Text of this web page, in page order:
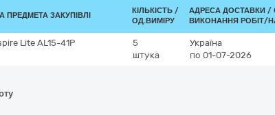
ПРЕДМЕТА ЗАКУПІВЛІ
КІЛЬКІСТЬ /
ОД.ВИМІРУ
АДРЕСА ДОСТАВКИ /
ВИКОНАННЯ РОБІТ/
Lite AL15-41P
5
штука
Україна
по 01-07-2026